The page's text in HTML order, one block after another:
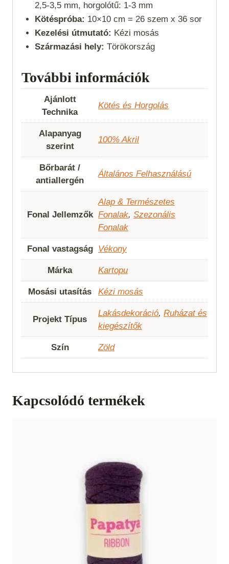
2,5-3,5 mm, horgolótű: 1-3 mm
Kötéspróba: 10×10 cm = 26 szem x 36 sor
Kezelési útmutató: Kézi mosás
Származási hely: Törökország
További információk
Ajánlott
Technika
Kötés és Horgolás
Alapanyag
szerint
100% Akril
Bőrbarát /
antiallergén
Általános Felhasználású
Fonal Jellemzők
Alap & Természetes
Fonalak, Szezonális
Fonalak
Fonal vastagság Vékony
Márka Kartopu
Mosási utasítás Kézi mosás
Projekt Típus
Lakásdekoráció, Ruházat és
kiegészítők
Szín Zöld
Kapcsolódó termékek